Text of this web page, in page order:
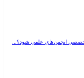
تخصصی انجمن‌های علمی شود؟...